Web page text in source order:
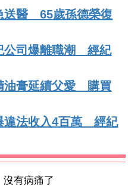
送醫 65歲孫德榮復
公司爆離職潮 經紀
油膏延續父愛 購買
違法收入4百萬 經紀
有病痛了